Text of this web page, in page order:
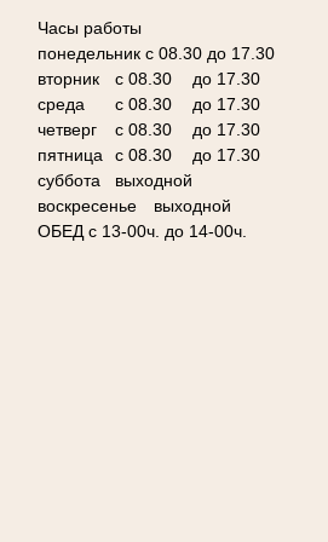
Часы работы
понедельник с 08.30 до 17.30
вторник
с 08.30
до 17.30
среда
с 08.30
до 17.30
четверг
с 08.30
до 17.30
пятница
с 08.30
до 17.30
суббота
выходной
воскресенье
выходной
ОБЕД с 13-00ч. до 14-00ч.